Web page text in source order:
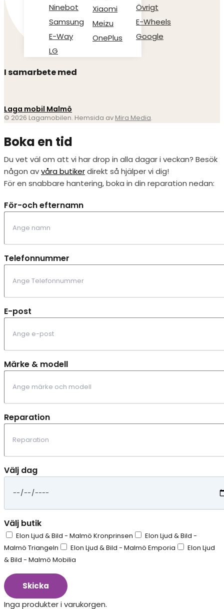
Ninebot
Samsung
E-Way
LG
Xiaomi
Meizu
OnePlus
Övrigt
E-Wheels
Google
I samarbete med
Laga mobil Malmö
© 2026 Lagamobilen. Hemsida av Mira Media.
Boka en tid
Du vet väl om att vi har drop in alla dagar i veckan? Besök
någon avvåra butikerdirekt så hjälper vi dig!
För en snabbare hantering, boka in din reparation nedan:
För-och efternamn
Telefonnummer
E-post
Märke & modell
Reparation
Välj dag
Välj butik
Elon Ljud & Bild - Malmö Kronprinsen
Elon Ljud & Bild -
Malmö Triangeln
Elon Ljud & Bild - Malmö Emporia
Elon Ljud
& Bild - Malmö Mobilia
Skicka
Inga produkter i varukorgen.